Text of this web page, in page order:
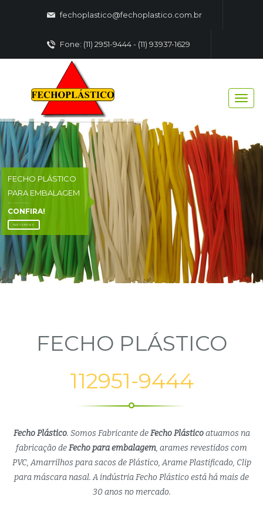
fechoplastico@fechoplastico.com.br
Fone: (11) 2951-9444 - (11) 93937-1629
FECHO PLÁSTICO
PARA EMBALAGEM
CONFIRA!
FALE CONOSCO
FECHO PLÁSTICO
112951-9444
Fecho Plástico. Somos Fabricante deFecho Plásticoatuamos na
fabricação deFecho para embalagem, arames revestidos com
PVC, Amarrilhos para sacos de Plástico, Arame Plastificado, Clip
para máscara nasal. A indústria Fecho Plástico está há mais de
30 anos no mercado.